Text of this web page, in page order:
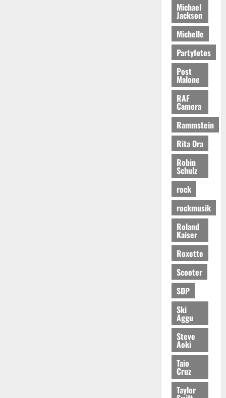
Michael
Jackson
Michelle
Partyfotos
Post
Malone
RAF
Camora
Rammstein
Rita Ora
Robin
Schulz
rock
rockmusik
Roland
Kaiser
Roxette
Scooter
SDP
Ski
Aggu
Steve
Aoki
Taio
Cruz
Taylor